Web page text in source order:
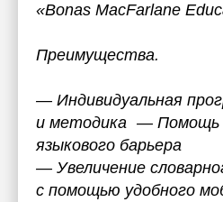
«Bonas MacFarlane
Преимущества.
— Индивидуальная
и методика — Помощь
языкового барьера
— Увеличение
с помощью удобного